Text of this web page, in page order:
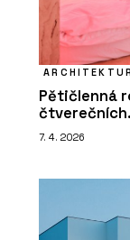
Pětičlenná
7. 4. 2026